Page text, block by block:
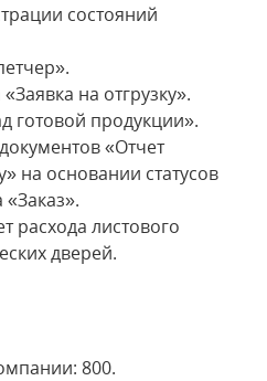
состояний
на отгрузку».
готовой продукции».
«Отчет
на основании статусов
расхода листового
дверей.
800.